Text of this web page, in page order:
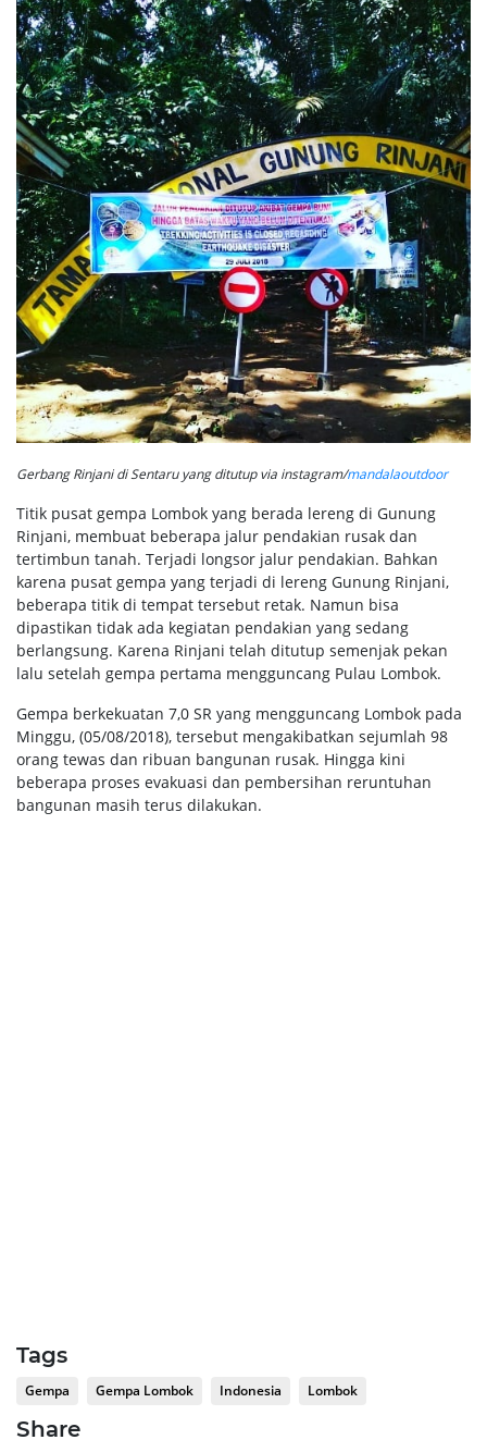
Gerbang Rinjani di Sentaru yang ditutup via instagram/mandalaoutdoor
Titik pusat gempa Lombok yang berada lereng di Gunung
Rinjani, membuat beberapa jalur pendakian rusak dan
tertimbun tanah. Terjadi longsor jalur pendakian. Bahkan
karena pusat gempa yang terjadi di lereng Gunung Rinjani,
beberapa titik di tempat tersebut retak. Namun bisa
dipastikan tidak ada kegiatan pendakian yang sedang
berlangsung. Karena Rinjani telah ditutup semenjak pekan
lalu setelah gempa pertama mengguncang Pulau Lombok.
Gempa berkekuatan 7,0 SR yang mengguncang Lombok pada
Minggu, (05/08/2018), tersebut mengakibatkan sejumlah 98
orang tewas dan ribuan bangunan rusak. Hingga kini
beberapa proses evakuasi dan pembersihan reruntuhan
bangunan masih terus dilakukan.
Tags
Gempa Gempa Lombok Indonesia Lombok
Share